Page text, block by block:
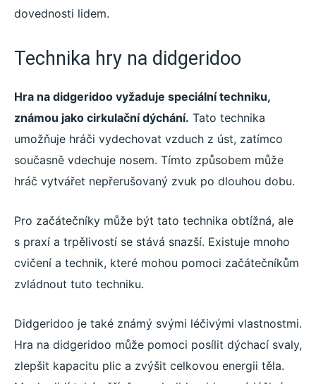
dovednosti lidem.
Technika hry na didgeridoo
Hra na didgeridoo vyžaduje speciální techniku,
známou jako cirkulační dýchání. Tato technika
umožňuje hráči vydechovat vzduch z úst, zatímco
současně vdechuje nosem. Tímto způsobem může
hráč vytvářet nepřerušovaný zvuk po dlouhou dobu.
Pro začátečníky může být tato technika obtížná, ale
s praxí a trpělivostí se stává snazší. Existuje mnoho
cvičení a technik, které mohou pomoci začátečníkům
zvládnout tuto techniku.
Didgeridoo je také známý svými léčivými vlastnostmi.
Hra na didgeridoo může pomoci posílit dýchací svaly,
zlepšit kapacitu plic a zvýšit celkovou energii těla.